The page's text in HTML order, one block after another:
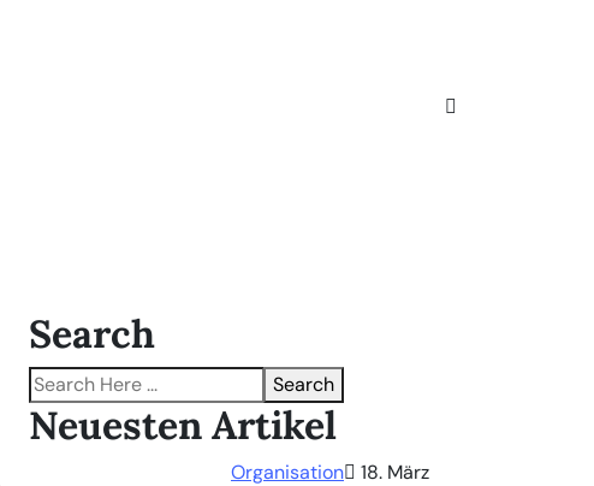
Search
Search
Neuesten Artikel
Organisation
18. März